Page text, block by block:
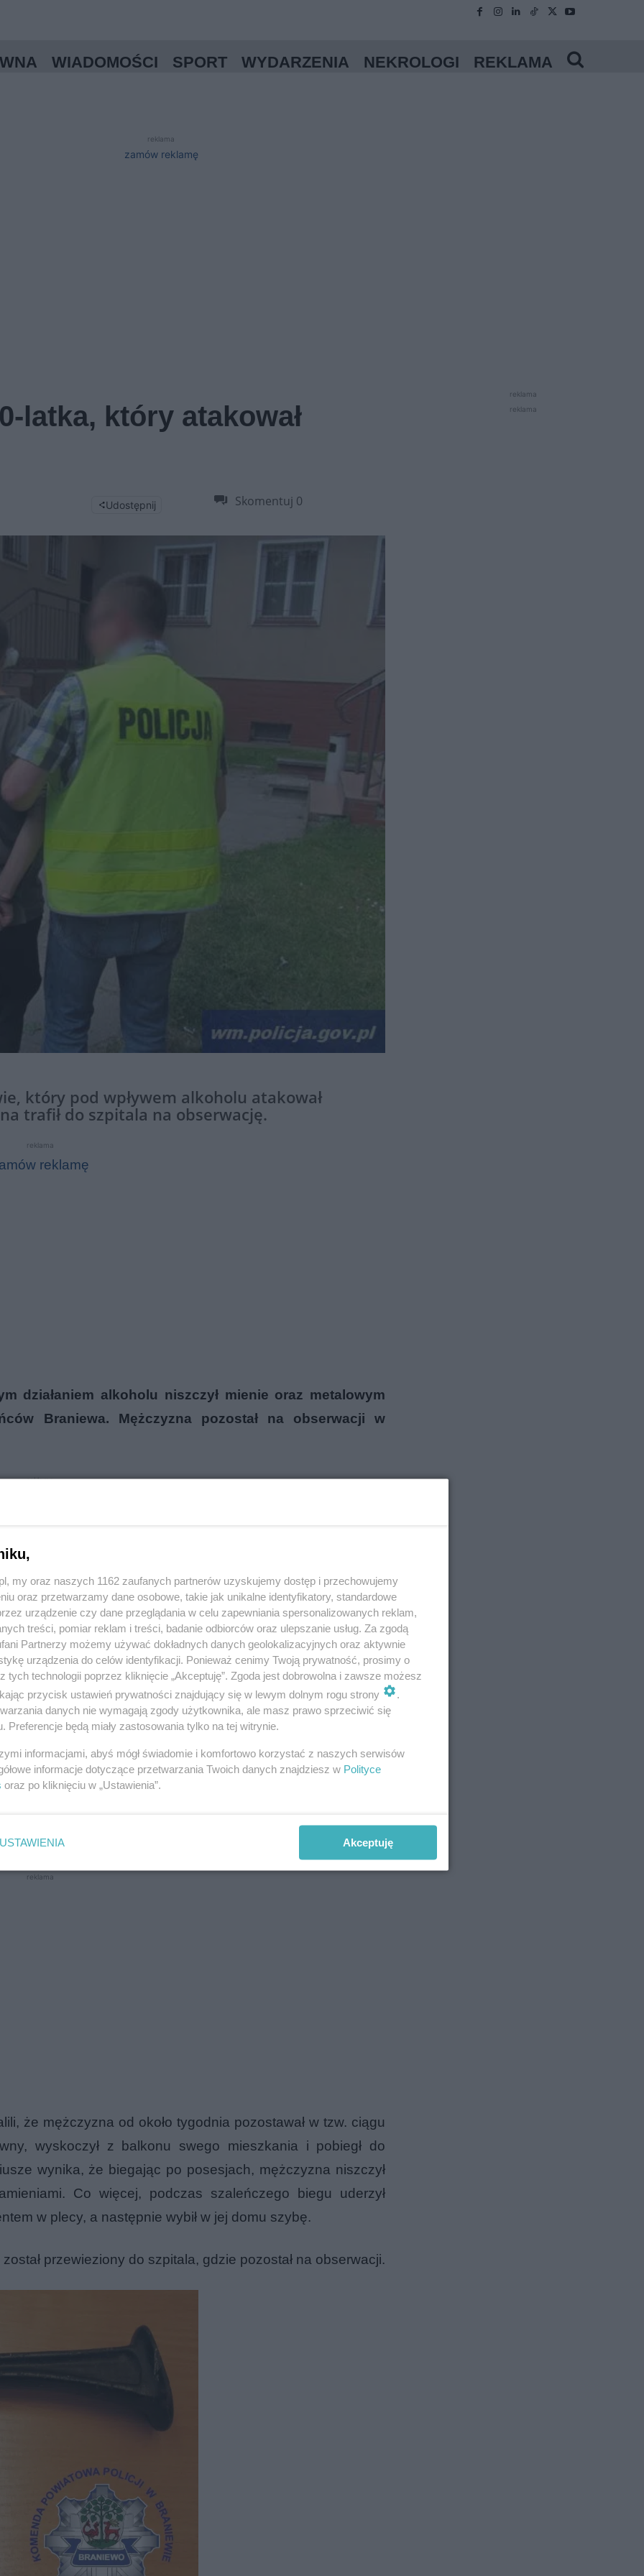
WIADOMOŚCI SPORT WYDARZENIA NEKROLOGI REKLAMA
reklama
zamów reklamę
latka, który atakował
Udostępnij Skomentuj 0
który pod wpływem alkoholu atakował
trafił do szpitala na obserwację.
reklama
reklamę
działaniem alkoholu niszczył mienie oraz metalowym
Braniewa. Mężczyzna pozostał na obserwacji w
reklama
policji został poinformowany przez mieszkańców miasta,
natychmiast pojechali we wskazane miejsce,
ruszył wprost na policjantów. Funkcjonariusze używając
a następnie przewieźli do jednostki.
reklama
że mężczyzna od około tygodnia pozostawał w tzw. ciągu
wyskoczył z balkonu swego mieszkania i pobiegł do
wynika, że biegając po posesjach, mężczyzna niszczył
Co więcej, podczas szaleńczego biegu uderzył
w plecy, a następnie wybił w jej domu szybę.
przewieziony do szpitala, gdzie pozostał na obserwacji.
reklama
reklama
my oraz naszych 1162 zaufanych partnerów uzyskujemy dostęp i przechowujemy
oraz przetwarzamy dane osobowe, takie jak unikalne identyfikatory, standardowe
urządzenie czy dane przeglądania w celu zapewniania spersonalizowanych reklam,
treści, pomiar reklam i treści, badanie odbiorców oraz ulepszanie usług. Za zgodą
Partnerzy możemy używać dokładnych danych geolokalizacyjnych oraz aktywnie
urządzenia do celów identyfikacji. Ponieważ cenimy Twoją prywatność, prosimy o
tych technologii poprzez kliknięcie „Akceptuję”. Zgoda jest dobrowolna i zawsze możesz
przycisk ustawień prywatności znajdujący się w lewym dolnym rogu strony
.
danych nie wymagają zgody użytkownika, ale masz prawo sprzeciwić się
Preferencje będą miały zastosowania tylko na tej witrynie.
informacjami, abyś mógł świadomie i komfortowo korzystać z naszych serwisów
informacje dotyczące przetwarzania Twoich danych znajdziesz w Polityce
oraz po kliknięciu w „Ustawienia”.
USTAWIENIA Akceptuję